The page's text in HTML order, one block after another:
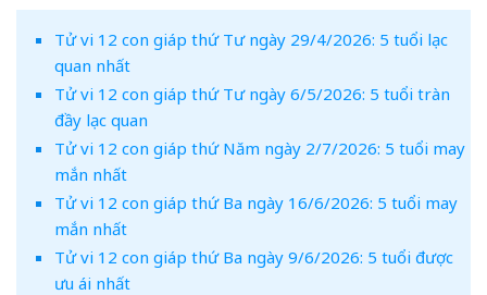
Tử vi 12 con giáp thứ Tư ngày 29/4/2026: 5 tuổi lạc
quan nhất
Tử vi 12 con giáp thứ Tư ngày 6/5/2026: 5 tuổi tràn
đầy lạc quan
Tử vi 12 con giáp thứ Năm ngày 2/7/2026: 5 tuổi may
mắn nhất
Tử vi 12 con giáp thứ Ba ngày 16/6/2026: 5 tuổi may
mắn nhất
Tử vi 12 con giáp thứ Ba ngày 9/6/2026: 5 tuổi được
ưu ái nhất